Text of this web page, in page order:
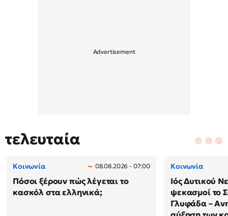
τελευταία
Κοινωνία 08.08.2026 - 07:00
Πόσοι ξέρουν πώς λέγεται το
κασκόλ στα ελληνικά;
Κοινωνία
Ιός Δυτικού
ψεκασμοί το
Γλυφάδα –